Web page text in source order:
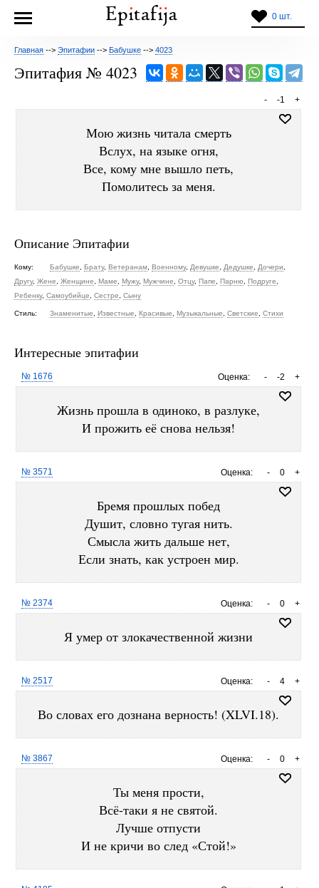
0 шт.
Главная --> Эпитафии --> Бабушке --> 4023
Эпитафия № 4023
+
-1
-
Мою жизнь читала смерть
Вслух, на языке огня,
Все, кому мне вышло петь,
Помолитесь за меня.
Описание Эпитафии
Кому: Бабушке Брату, Ветеранам Военному, Девушке Дедушке Дочери
Другу, Жене Женщине Маме Мужу, Мужчине Отцу, Папе Парню Подруге
Ребенку, Самоубийце Сестре Сыну
Стиль: Знаменитые Известные Красивые Музыкальные Светские Стихи
Интересные эпитафии
Оценка: +
-2
-
№ 1676
Жизнь прошла в одиноко, в разлуке,
И прожить её снова нельзя!
Оценка: +
0
-
№ 3571
Бремя прошлых побед
Душит, словно тугая нить.
Смысла жить дальше нет,
Если знать, как устроен мир.
Оценка: +
0
-
№ 2374
Я умер от злокачественной жизни
Оценка: +
4
-
№ 2517
Во словах его дознана верность! (XLVI.18).
Оценка: +
0
-
№ 3867
Ты меня прости,
Всё-таки я не святой.
Лучше отпусти
И не кричи во след «Стой!»